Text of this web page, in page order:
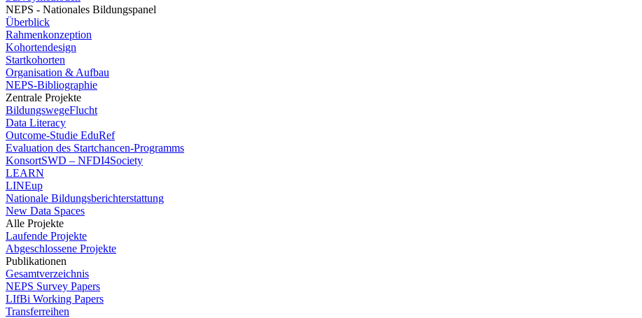
NEPS - Nationales Bildungspanel
Überblick
Rahmenkonzeption
Kohortendesign
Startkohorten
Organisation & Aufbau
NEPS-Bibliographie
Zentrale Projekte
BildungswegeFlucht
Data Literacy
Outcome-Studie EduRef
Evaluation des Startchancen-Programms
KonsortSWD – NFDI4Society
LEARN
LINEup
Nationale Bildungsberichterstattung
New Data Spaces
Alle Projekte
Laufende Projekte
Abgeschlossene Projekte
Publikationen
Gesamtverzeichnis
NEPS Survey Papers
LIfBi Working Papers
Transferreihen